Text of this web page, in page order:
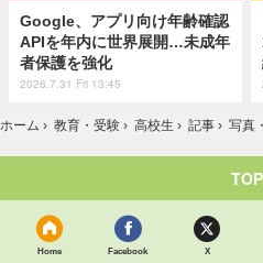
Google、アプリ向け年齢確認
APIを年内に世界展開…未成年
者保護を強化
2026.7.31 Fri 13:45
ホーム › 教育・受験 › 高校生 › 記事 › 写真
TOP
Home Facebook X